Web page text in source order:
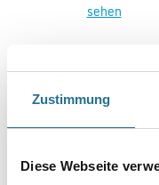
Zustimmung
Diese Webseite
sehen
Produkteigenschaft